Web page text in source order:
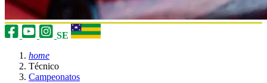
SE
home
Técnico
Campeonatos